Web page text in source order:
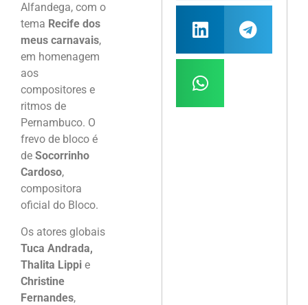
Alfandega, com o
tema Recife dos
meus carnavais,
em homenagem
aos
compositores e
ritmos de
Pernambuco. O
frevo de bloco é
de Socorrinho
Cardoso,
compositora
oficial do Bloco.
Os atores globais
Tuca Andrada,
Thalita Lippi e
Christine
Fernandes,